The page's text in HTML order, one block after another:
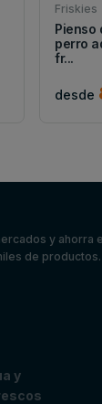
Friskies
Pienso
perro
fr...
desde
y ahorra
de productos.
y